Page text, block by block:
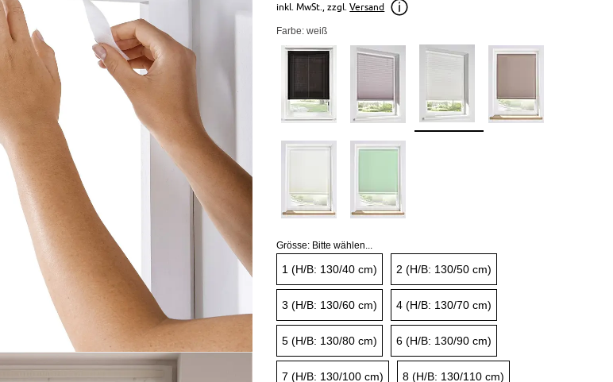
inkl. MwSt., zzgl. Versand
Farbe: weiß
Grösse: Bitte wählen...
1 (H/B: 130/40 cm) 2 (H/B: 130/50 cm)
3 (H/B: 130/60 cm) 4 (H/B: 130/70 cm)
5 (H/B: 130/80 cm) 6 (H/B: 130/90 cm)
7 (H/B: 130/100 cm) 8 (H/B: 130/110 cm)